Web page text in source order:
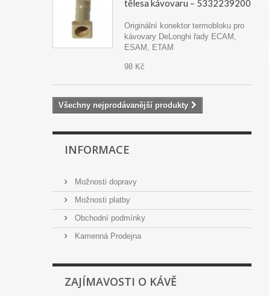
tělesa kávovaru – 5332239200
Originální konektor termobloku pro
kávovary DeLonghi řady ECAM,
ESAM, ETAM
98 Kč
Všechny nejprodávanější produkty
INFORMACE
Možnosti dopravy
Možnosti platby
Obchodní podmínky
Kamenná Prodejna
ZAJÍMAVOSTI O KÁVĚ